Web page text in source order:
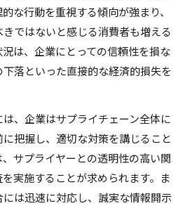
な行動を重視する傾向が強まり、
ではないと感じる消費者も増える
は、企業にとっての信頼性を損な
落といった直接的な経済的損失を
、企業はサプライチェーン全体に
把握し、適切な対策を講じること
サプライヤーとの透明性の高い関
実施することが求められます。ま
は迅速に対応し、誠実な情報開示